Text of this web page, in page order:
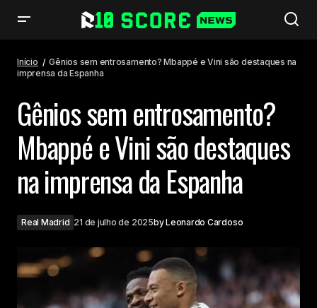
da Espanha
Início
Gênios sem entrosamento? Mbappé e Vini são destaques na
imprensa da Espanha
Gênios sem entrosamento?
Mbappé e Vini são destaques
na imprensa da Espanha
Real Madrid 21 de julho de 2025byLeonardo Cardoso